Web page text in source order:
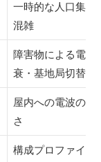
一時的な人口集中
混雑
障害物による電波
衰・基地局切替
屋内への電波の届
さ
構成プロファイル